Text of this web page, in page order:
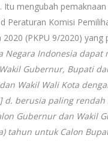
Itu mengubah
Peraturan Komisi
(PKPU 9/2020) yang
Negara Indonesia dapat
Gubernur, Bupati
Wakil Wali Kota
d. berusia paling rendah
Gubernur dan Wakil
tahun untuk Calon